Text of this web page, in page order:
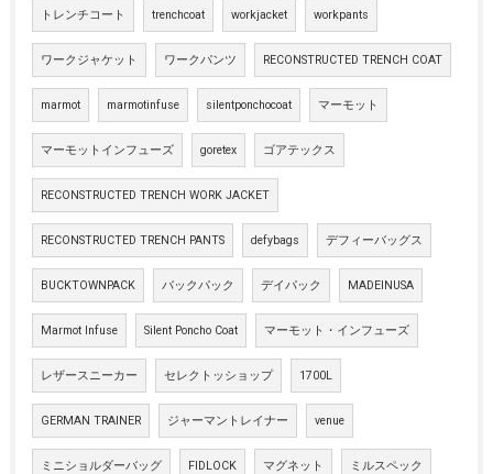
トレンチコート trenchcoat workjacket workpants
ワークジャケット ワークパンツ RECONSTRUCTED TRENCH COAT
marmot marmotinfuse silentponchocoat マーモット
マーモットインフューズ goretex ゴアテックス
RECONSTRUCTED TRENCH WORK JACKET
RECONSTRUCTED TRENCH PANTS defybags デフィーバッグス
BUCKTOWNPACK バックパック デイパック MADEINUSA
Marmot Infuse Silent Poncho Coat マーモット・インフューズ
レザースニーカー セレクトッショップ 1700L
GERMAN TRAINER ジャーマントレイナー venue
ミニショルダーバッグ FIDLOCK マグネット ミルスペック